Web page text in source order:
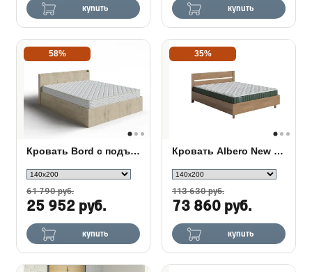
купить купить
58%
Кровать Bord с подъемным механизмом
61 790 руб.
25 952 руб.
купить
35%
Кровать Albero New с подъемным механизмом
113 630 руб.
73 860 руб.
купить